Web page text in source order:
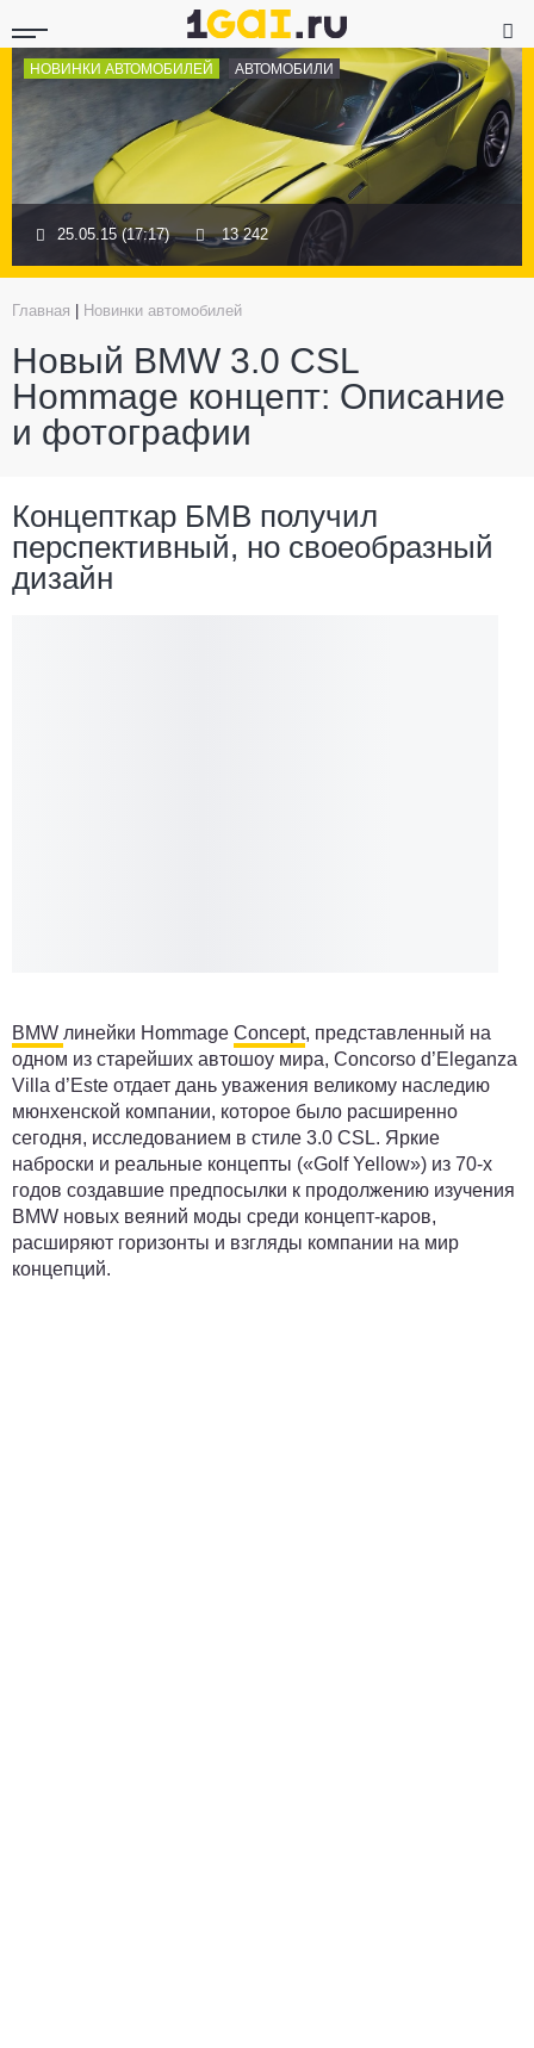
НОВИНКИ АВТОМОБИЛЕЙ АВТОМОБИЛИ
25.05.15 (17:17) 13 242
Главная Новинки автомобилей
Новый BMW 3.0 CSL
Hommage концепт: Описание
и фотографии
Концепткар БМВ получил
перспективный, но своеобразный
дизайн
BMW линейки Hommage Concept, представленный на
одном из старейших автошоу мира, Concorso d’Eleganza
Villa d’Este отдает дань уважения великому наследию
мюнхенской компании, которое было расширенно
сегодня, исследованием в стиле 3.0 CSL. Яркие
наброски и реальные концепты («Golf Yellow») из 70-х
годов создавшие предпосылки к продолжению изучения
BMW новых веяний моды среди концепт-каров,
расширяют горизонты и взгляды компании на мир
концепций.